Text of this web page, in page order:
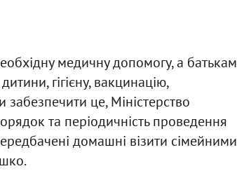
медичну допомогу, а батькам
гігієну, вакцинацію,
це, Міністерство
та періодичність проведення
домашні візити сімейними